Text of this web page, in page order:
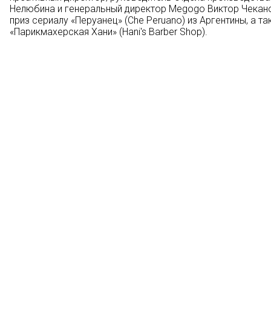
Нелюбина и генеральный директор Megogo Виктор
приз сериалу «Перуанец» (Che Peruano) из Аргентины, а
«Парикмахерская Хани» (Hani's Barber Shop).